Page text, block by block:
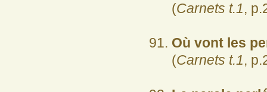
(Carnets t.1,
Où vont les
(Carnets t.1,